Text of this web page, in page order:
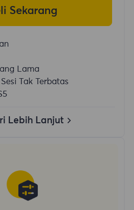
Sekarang
Lama
Tak Terbatas
Lebih Lanjut